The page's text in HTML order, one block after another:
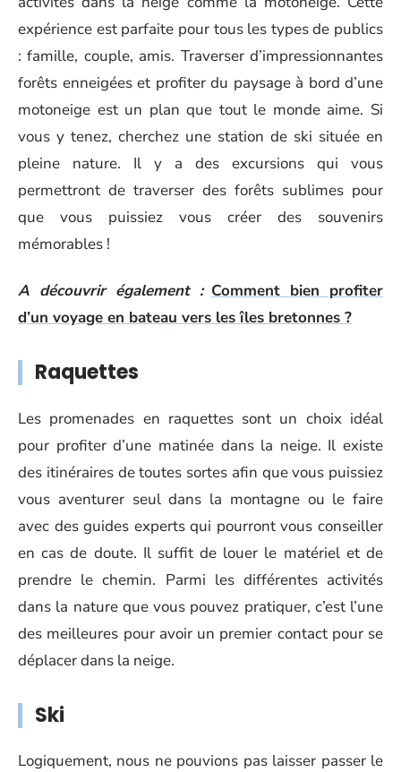
expérience est parfaite pour tous les types de publics
: famille, couple, amis. Traverser d’impressionnantes
forêts enneigées et profiter du paysage à bord d’une
motoneige est un plan que tout le monde aime. Si
vous y tenez, cherchez une station de ski située en
pleine nature. Il y a des excursions qui vous
permettront de traverser des forêts sublimes pour
que vous puissiez vous créer des souvenirs
mémorables !
A découvrir également : Comment bien profiter
d’un voyage en bateau vers les îles bretonnes ?
Raquettes
Les promenades en raquettes sont un choix idéal
pour profiter d’une matinée dans la neige. Il existe
des itinéraires de toutes sortes afin que vous puissiez
vous aventurer seul dans la montagne ou le faire
avec des guides experts qui pourront vous conseiller
en cas de doute. Il suffit de louer le matériel et de
prendre le chemin. Parmi les différentes activités
dans la nature que vous pouvez pratiquer, c’est l’une
des meilleures pour avoir un premier contact pour se
déplacer dans la neige.
Ski
Logiquement, nous ne pouvions pas laisser passer le